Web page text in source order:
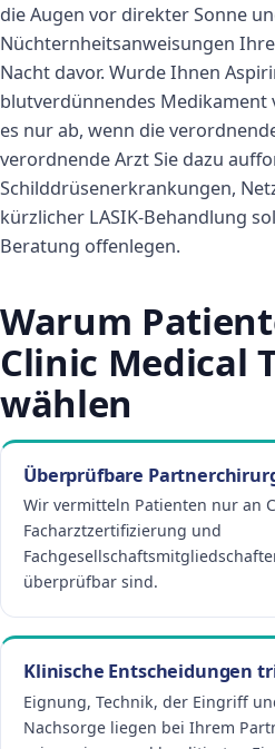
die Augen vor direkter Sonne
Nüchternheitsanweisungen
Nacht davor. Wurde Ihnen
blutverdünnendes Medikament
es nur ab, wenn die
verordnende Arzt Sie dazu
Schilddrüsenerkrankungen,
kürzlicher LASIK-Behandlung
Beratung offenlegen.
Warum
Clinic Medical
wählen
Überprüfbare
Wir vermitteln Patienten nur an
Facharztzertifizierung und
überprüfbar sind.
Klinische Entscheidungen
Eignung, Technik, der Eingriff
Nachsorge liegen bei Ihrem